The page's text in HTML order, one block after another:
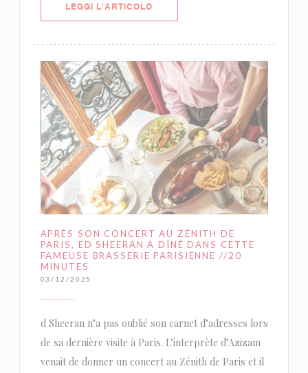
LEGGI L'ARTICOLO
APRÈS SON CONCERT AU ZÉNITH DE
PARIS, ED SHEERAN A DÎNÉ DANS CETTE
FAMEUSE BRASSERIE PARISIENNE //20
MINUTES
03/12/2025
d Sheeran n’a pas oublié son carnet d’adresses lors
de sa dernière visite à Paris. L’interprète d’Azizam
venait de donner un concert au Zénith de Paris et il